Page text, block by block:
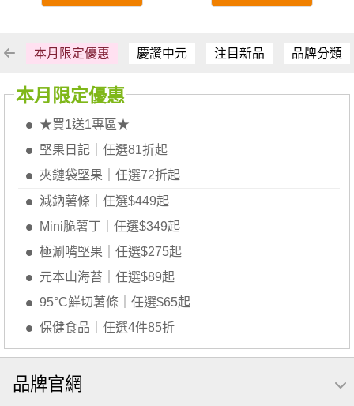
本月限定優惠 慶讚中元 注目新品 品牌分類
本月限定優惠
★買1送1專區★
堅果日記｜任選81折起
夾鏈袋堅果｜任選72折起
減鈉薯條｜任選$449起
Mini脆薯丁｜任選$349起
極涮嘴堅果｜任選$275起
元本山海苔｜任選$89起
95°C鮮切薯條｜任選$65起
保健食品｜任選4件85折
品牌官網